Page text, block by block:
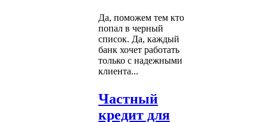
Да, поможем тем кто
попал в черный
список. Да, каждый
банк хочет работать
только с надежными
клиента...
Частный
кредит для